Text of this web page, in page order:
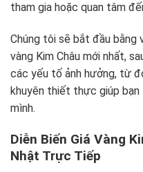
tham gia hoặc quan tâm
Chúng tôi sẽ bắt đầu bằng
vàng Kim Châu mới nhất,
các yếu tố ảnh hưởng, từ
khuyên thiết thực giúp
mình.
Diễn Biến Giá Vàng
Nhật Trực Tiếp